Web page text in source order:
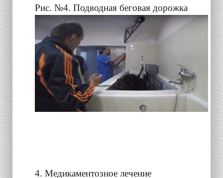
Рис. №4. Подводная беговая дорожка
4. Медикаментозное лечение